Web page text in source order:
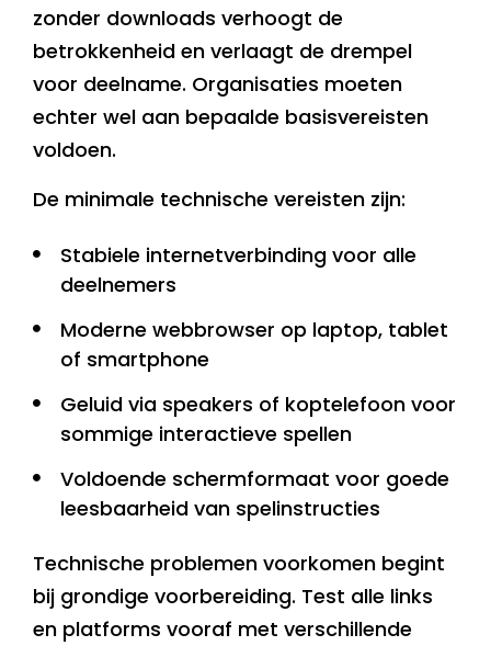
zonder downloads verhoogt de
betrokkenheid en verlaagt de drempel
voor deelname. Organisaties moeten
echter wel aan bepaalde basisvereisten
voldoen.
De minimale technische vereisten zijn:
Stabiele internetverbinding voor alle
deelnemers
Moderne webbrowser op laptop, tablet
of smartphone
Geluid via speakers of koptelefoon voor
sommige interactieve spellen
Voldoende schermformaat voor goede
leesbaarheid van spelinstructies
Technische problemen voorkomen begint
bij grondige voorbereiding. Test alle links
en platforms vooraf met verschillende